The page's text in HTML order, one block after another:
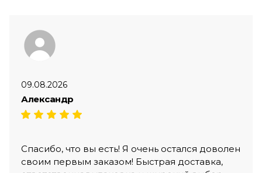
09.08.2026
Александр
Спасибо, что вы есть! Я очень остался доволен
своим первым заказом! Быстрая доставка,